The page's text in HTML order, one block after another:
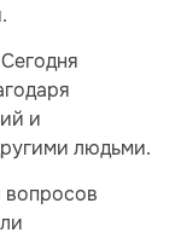
и
людьми.
вопросов